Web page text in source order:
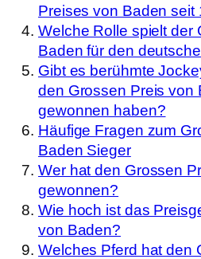
Preises von Baden seit
Welche Rolle spielt der
Baden für den
Gibt es berühmte
den Grossen Preis von
gewonnen haben?
Häufige Fragen zum
Baden Sieger
Wer hat den Grossen
gewonnen?
Wie hoch ist das
von Baden?
Welches Pferd hat den